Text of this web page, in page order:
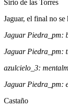
Sirio de las Torres
Jaguar, el final no
Jaguar Piedra_pm:
Jaguar Piedra_pm:
azulcielo_3:
Jaguar Piedra_pm:
Castaño